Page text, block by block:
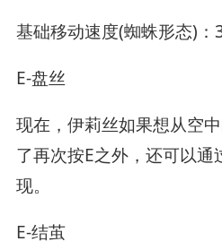
基础移动速度(蜘蛛形态)
E-盘丝
现在，伊莉丝如果想从空
了再次按E之外，还可以
现。
E-结茧